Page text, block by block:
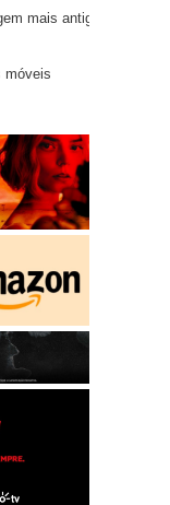
mais antiga
móveis